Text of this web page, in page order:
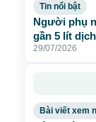
Tin nổi bật
Người phụ
gần 5 lít
tạo
29/07/2026
Bài viết xem